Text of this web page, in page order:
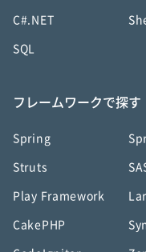
C#.NET
SQL
フレームワークで探す
Spring
Struts
Play Framework
CakePHP